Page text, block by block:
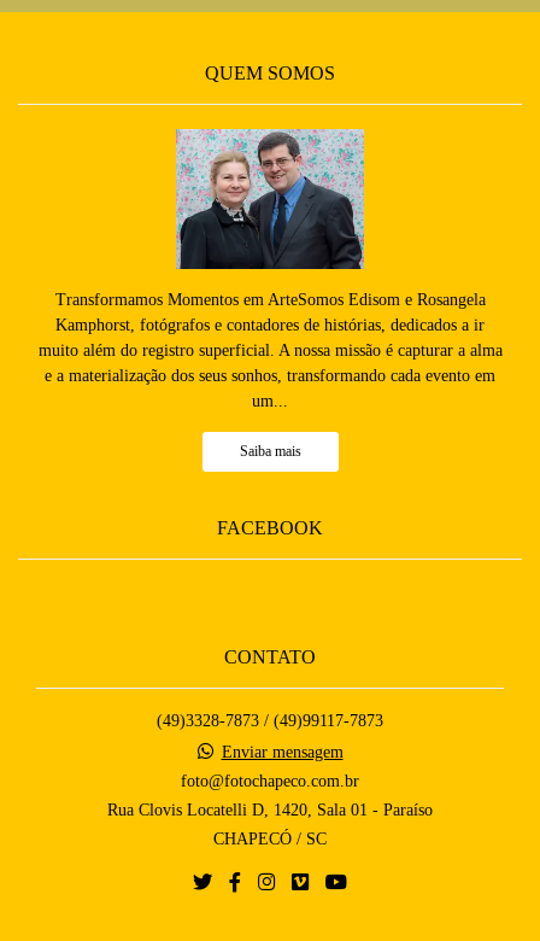
QUEM SOMOS
Transformamos Momentos em ArteSomos Edisom e Rosangela
Kamphorst, fotógrafos e contadores de histórias, dedicados a ir
muito além do registro superficial. A nossa missão é capturar a alma
e a materialização dos seus sonhos, transformando cada evento em
um...
Saiba mais
FACEBOOK
CONTATO
(49)3328-7873 / (49)99117-7873
Enviar mensagem
foto@fotochapeco.com.br
Rua Clovis Locatelli D, 1420, Sala 01 - Paraíso
CHAPECÓ / SC